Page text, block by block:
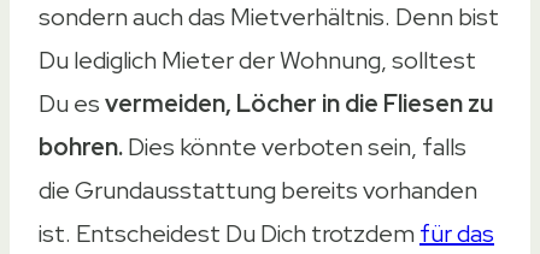
sondern auch das Mietverhältnis. Denn bist
Du lediglich Mieter der Wohnung, solltest
Du esvermeiden, Löcher in die Fliesen zu
bohren.Dies könnte verboten sein, falls
die Grundausstattung bereits vorhanden
ist. Entscheidest Du Dich trotzdemfür das